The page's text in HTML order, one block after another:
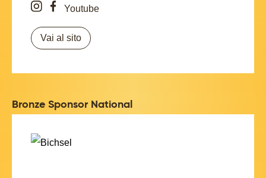
Vai al sito
Bronze Sponsor National